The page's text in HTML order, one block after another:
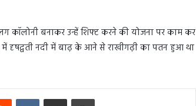
कॉलोनी बनाकर उन्हें शिफ्ट करने की योजना पर काम कर
दृषद्वती नदी में बाढ़ के आने से राखीगढ़ी का पतन हुआ था
Reddit VKontakteShare via Email Print